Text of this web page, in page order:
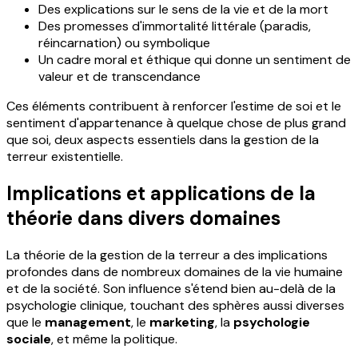
Des explications sur le sens de la vie et de la mort
Des promesses d'immortalité littérale (paradis,
réincarnation) ou symbolique
Un cadre moral et éthique qui donne un sentiment de
valeur et de transcendance
Ces éléments contribuent à renforcer l'estime de soi et le
sentiment d'appartenance à quelque chose de plus grand
que soi, deux aspects essentiels dans la gestion de la
terreur existentielle.
Implications et applications de la
théorie dans divers domaines
La théorie de la gestion de la terreur a des implications
profondes dans de nombreux domaines de la vie humaine
et de la société. Son influence s'étend bien au-delà de la
psychologie clinique, touchant des sphères aussi diverses
que le management, le marketing, la psychologie
sociale, et même la politique.